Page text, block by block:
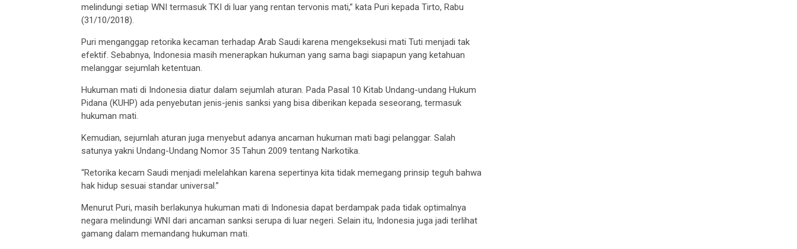
melindungi setiap WNI termasuk TKI di luar yang rentan tervonis mati,” kata Puri kepada Tirto, Rabu
(31/10/2018).
Puri menganggap retorika kecaman terhadap Arab Saudi karena mengeksekusi mati Tuti menjadi tak
efektif. Sebabnya, Indonesia masih menerapkan hukuman yang sama bagi siapapun yang ketahuan
melanggar sejumlah ketentuan.
Hukuman mati di Indonesia diatur dalam sejumlah aturan. Pada Pasal 10 Kitab Undang-undang Hukum
Pidana (KUHP) ada penyebutan jenis-jenis sanksi yang bisa diberikan kepada seseorang, termasuk
hukuman mati.
Kemudian, sejumlah aturan juga menyebut adanya ancaman hukuman mati bagi pelanggar. Salah
satunya yakni Undang-Undang Nomor 35 Tahun 2009 tentang Narkotika.
“Retorika kecam Saudi menjadi melelahkan karena sepertinya kita tidak memegang prinsip teguh bahwa
hak hidup sesuai standar universal.”
Menurut Puri, masih berlakunya hukuman mati di Indonesia dapat berdampak pada tidak optimalnya
negara melindungi WNI dari ancaman sanksi serupa di luar negeri. Selain itu, Indonesia juga jadi terlihat
gamang dalam memandang hukuman mati.